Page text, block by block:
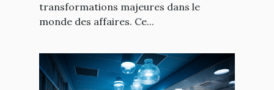
transformations majeures dans le
monde des affaires. Ce...